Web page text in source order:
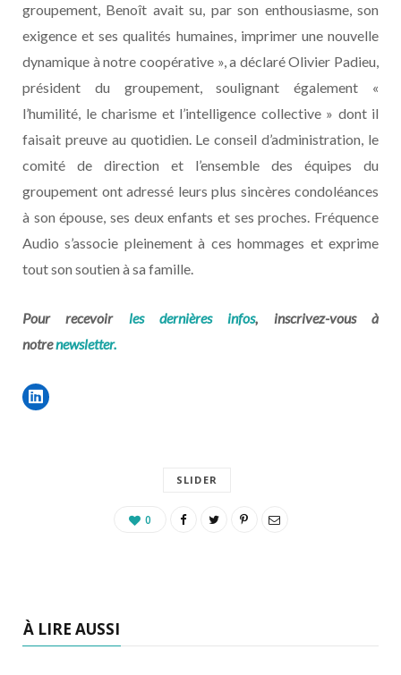
groupement, Benoît avait su, par son enthousiasme, son
exigence et ses qualités humaines, imprimer une nouvelle
dynamique à notre coopérative », a déclaré Olivier Padieu,
président du groupement, soulignant également «
l’humilité, le charisme et l’intelligence collective » dont il
faisait preuve au quotidien. Le conseil d’administration, le
comité de direction et l’ensemble des équipes du
groupement ont adressé leurs plus sincères condoléances
à son épouse, ses deux enfants et ses proches. Fréquence
Audio s’associe pleinement à ces hommages et exprime
tout son soutien à sa famille.
Pour recevoir les dernières infos, inscrivez-vous à
notrenewsletter.
SLIDER
0
À LIRE AUSSI